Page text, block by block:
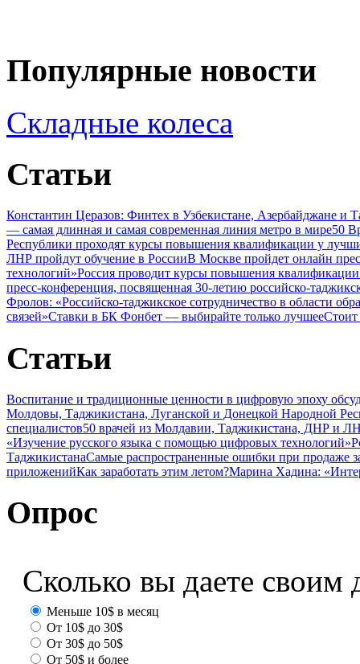
Популярные новости
Складные колеса
Статьи
Константин Церазов: Финтех в Узбекистане, Азербайджане
— самая длинная и самая современная линия метро в мире50
Республики проходят курсы повышения квалификации у
ЛНР пройдут обучение в РоссииВ Москве пройдет онлайн
технологий»Россия проводит курсы повышения квалификации
пресс-конференция, посвященная 30-летию российско-
Фролов: «Российско-таджикское сотрудничество в области
связей»Ставки в БК Фонбет — выбирайте только лучшееСтоит
Статьи
Воспитание и традиционные ценности в цифровую эпоху
Молдовы, Таджикистана, Луганской и Донецкой Народной
специалистов50 врачей из Молдавии, Таджикистана, ДНР и
«Изучение русского языка с помощью цифровых технологий»
ТаджикистанаСамые распространенные ошибки при продаже
приложенийКак заработать этим летом?Марина Хадина:
Опрос
Сколько вы даете своим
Меньше 10$ в месяц
От 10$ до 30$
От 30$ до 50$
От 50$ и более